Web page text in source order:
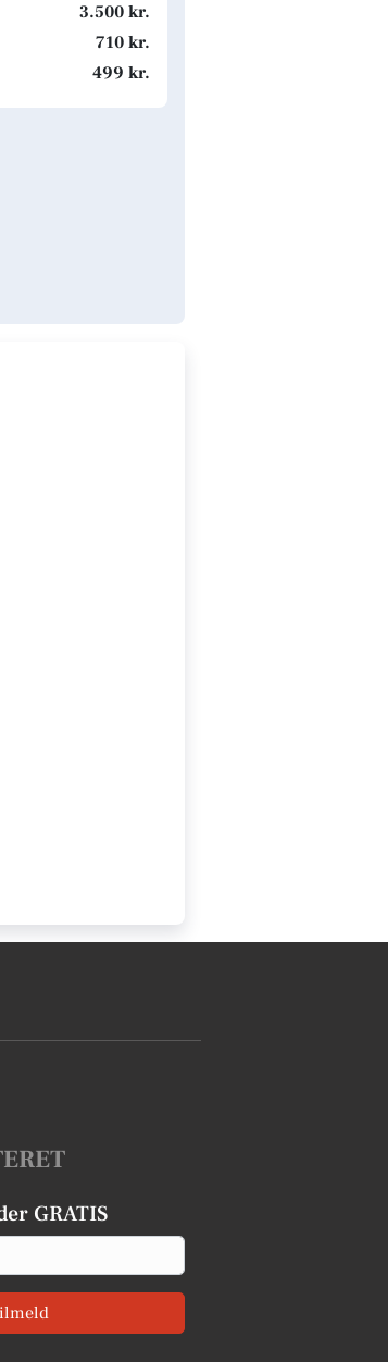
3.500 kr.
710 kr.
499 kr.
GRATIS